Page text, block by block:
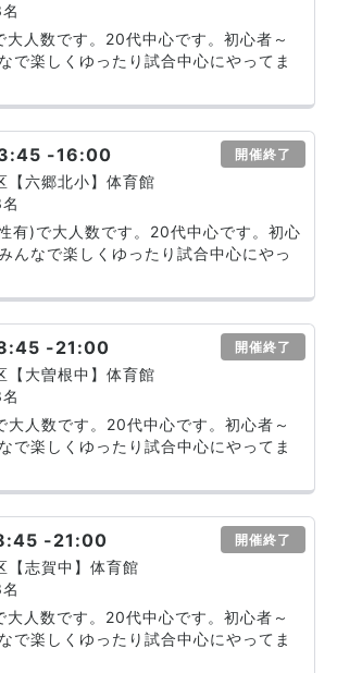
人数です。20代中心です。初心者～
で楽しくゆったり試合中心にやってま
-16:00 開催終了
【六郷北小】体育館
有)で大人数です。20代中心です。初心
んなで楽しくゆったり試合中心にやっ
-21:00 開催終了
【大曽根中】体育館
人数です。20代中心です。初心者～
で楽しくゆったり試合中心にやってま
-21:00 開催終了
【志賀中】体育館
人数です。20代中心です。初心者～
で楽しくゆったり試合中心にやってま